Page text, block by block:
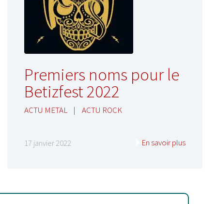
Premiers noms pour le
Betizfest 2022
ACTU METAL | ACTU ROCK
17 janvier 2022 En savoir plus